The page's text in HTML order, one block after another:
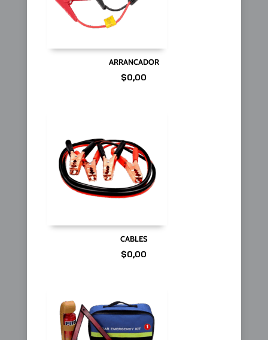
ARRANCADOR
$0,00
CABLES
$0,00